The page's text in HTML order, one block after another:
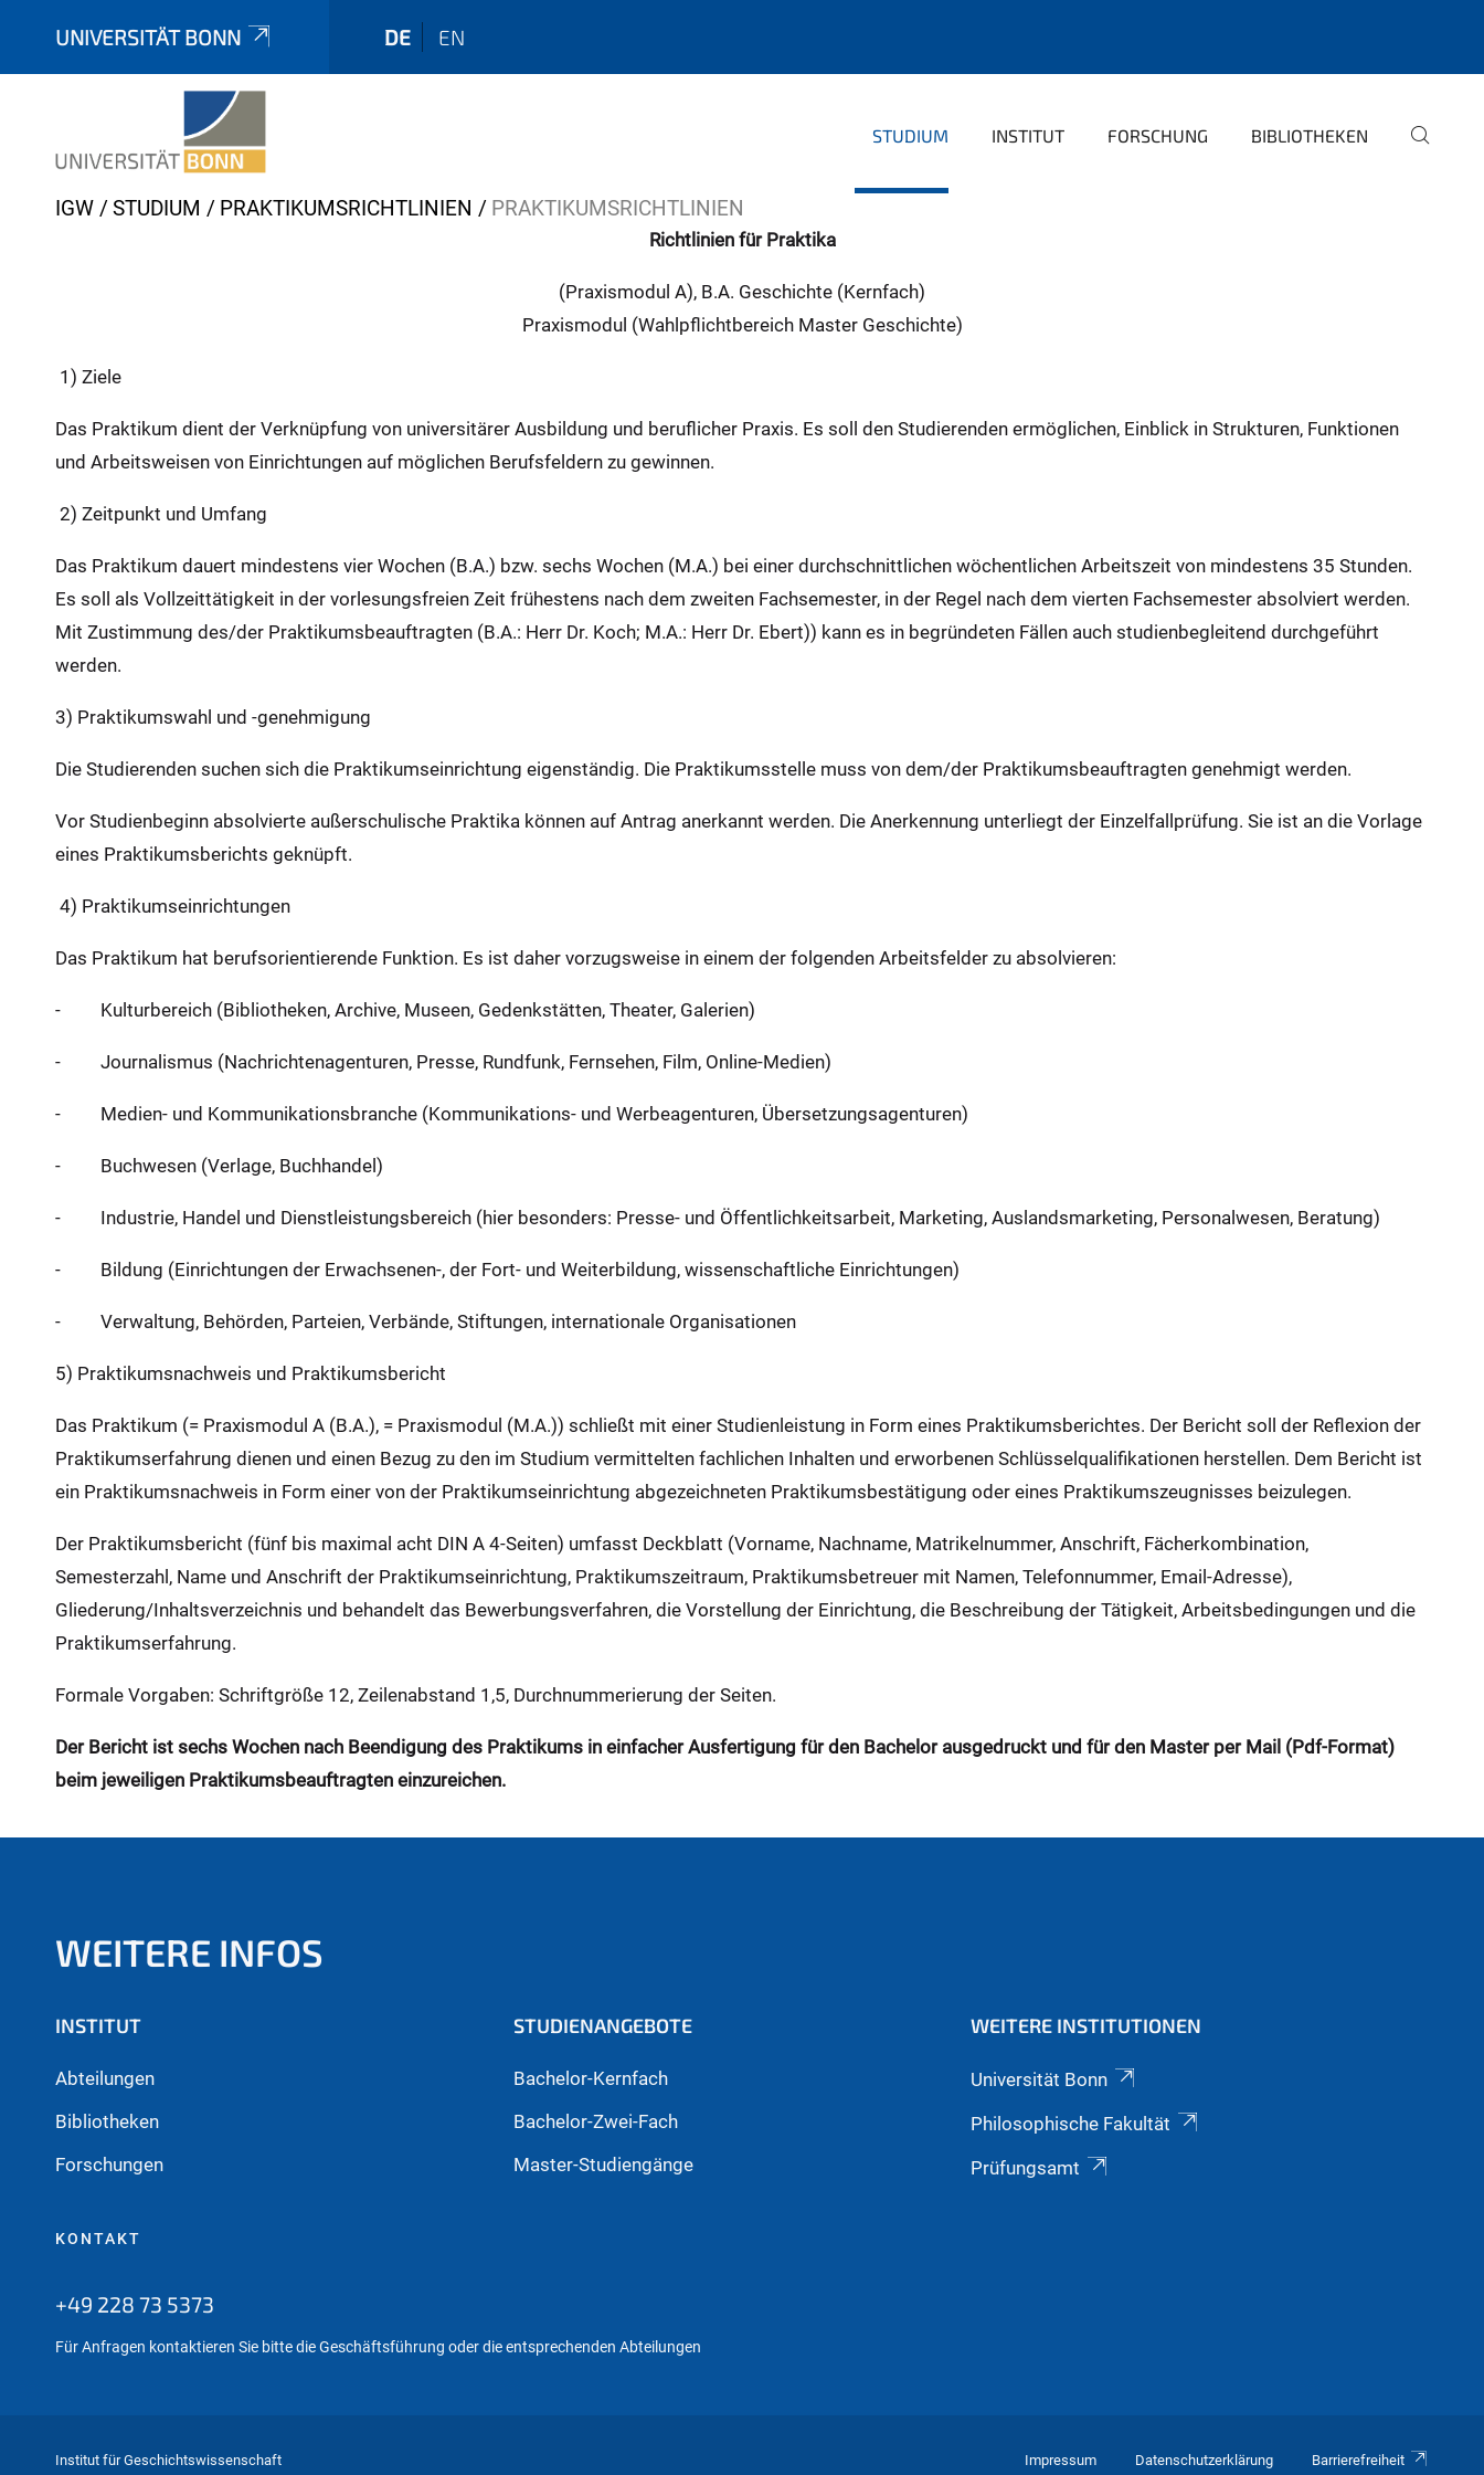
UNIVERSITÄT BONN DE EN
STUDIUM INSTITUT FORSCHUNG BIBLIOTHEKEN
Y
h
e
e
IGW STUDIUM PRAKTIKUMSRICHTLINIEN PRAKTIKUMSRICHTLINIEN
Richtlinien für Praktika
(Praxismodul A), B.A. Geschichte (Kernfach)
Praxismodul (Wahlpflichtbereich Master Geschichte)
1) Ziele
Das Praktikum dient der Verknüpfung von universitärer Ausbildung und beruflicher Praxis. Es soll den Studierenden ermöglichen, Einblick in Strukturen, Funktionen
und Arbeitsweisen von Einrichtungen auf möglichen Berufsfeldern zu gewinnen.
2) Zeitpunkt und Umfang
Das Praktikum dauert mindestens vier Wochen (B.A.) bzw. sechs Wochen (M.A.) bei einer durchschnittlichen wöchentlichen Arbeitszeit von mindestens 35 Stunden.
Es soll als Vollzeittätigkeit in der vorlesungsfreien Zeit frühestens nach dem zweiten Fachsemester, in der Regel nach dem vierten Fachsemester absolviert werden.
Mit Zustimmung des/der Praktikumsbeauftragten (B.A.: Herr Dr. Koch; M.A.: Herr Dr. Ebert)) kann es in begründeten Fällen auch studienbegleitend durchgeführt
werden.
3) Praktikumswahl und -genehmigung
Die Studierenden suchen sich die Praktikumseinrichtung eigenständig. Die Praktikumsstelle muss von dem/der Praktikumsbeauftragten genehmigt werden.
Vor Studienbeginn absolvierte außerschulische Praktika können auf Antrag anerkannt werden. Die Anerkennung unterliegt der Einzelfallprüfung. Sie ist an die Vorlage
eines Praktikumsberichts geknüpft.
4) Praktikumseinrichtungen
Das Praktikum hat berufsorientierende Funktion. Es ist daher vorzugsweise in einem der folgenden Arbeitsfelder zu absolvieren:
- Kulturbereich (Bibliotheken, Archive, Museen, Gedenkstätten, Theater, Galerien)
- Journalismus (Nachrichtenagenturen, Presse, Rundfunk, Fernsehen, Film, Online-Medien)
- Medien- und Kommunikationsbranche (Kommunikations- und Werbeagenturen, Übersetzungsagenturen)
- Buchwesen (Verlage, Buchhandel)
- Industrie, Handel und Dienstleistungsbereich (hier besonders: Presse- und Öffentlichkeitsarbeit, Marketing, Auslandsmarketing, Personalwesen, Beratung)
- Bildung (Einrichtungen der Erwachsenen-, der Fort- und Weiterbildung, wissenschaftliche Einrichtungen)
- Verwaltung, Behörden, Parteien, Verbände, Stiftungen, internationale Organisationen
5) Praktikumsnachweis und Praktikumsbericht
Das Praktikum (= Praxismodul A (B.A.), = Praxismodul (M.A.)) schließt mit einer Studienleistung in Form eines Praktikumsberichtes. Der Bericht soll der Reflexion der
Praktikumserfahrung dienen und einen Bezug zu den im Studium vermittelten fachlichen Inhalten und erworbenen Schlüsselqualifikationen herstellen. Dem Bericht ist
ein Praktikumsnachweis in Form einer von der Praktikumseinrichtung abgezeichneten Praktikumsbestätigung oder eines Praktikumszeugnisses beizulegen.
Der Praktikumsbericht (fünf bis maximal acht DIN A 4-Seiten) umfasst Deckblatt (Vorname, Nachname, Matrikelnummer, Anschrift, Fächerkombination,
Semesterzahl, Name und Anschrift der Praktikumseinrichtung, Praktikumszeitraum, Praktikumsbetreuer mit Namen, Telefonnummer, Email-Adresse),
Gliederung/Inhaltsverzeichnis und behandelt das Bewerbungsverfahren, die Vorstellung der Einrichtung, die Beschreibung der Tätigkeit, Arbeitsbedingungen und die
Praktikumserfahrung.
Formale Vorgaben: Schriftgröße 12, Zeilenabstand 1,5, Durchnummerierung der Seiten.
Der Bericht ist sechs Wochen nach Beendigung des Praktikums in einfacher Ausfertigung für den Bachelor ausgedruckt und für den Master per Mail (Pdf-Format)
beim jeweiligen Praktikumsbeauftragten einzureichen.
WEITERE INFOS
INSTITUT
Abteilungen
Bibliotheken
Forschungen
STUDIENANGEBOTE
Bachelor-Kernfach
Bachelor-Zwei-Fach
Master-Studiengänge
WEITERE INSTITUTIONEN
Universität Bonn
Philosophische Fakultät
Prüfungsamt
KONTAKT
+49 228 73 5373
Für Anfragen kontaktieren Sie bitte die Geschäftsführung oder die entsprechenden Abteilungen
Institut für Geschichtswissenschaft Impressum Datenschutzerklärung Barrierefreiheit